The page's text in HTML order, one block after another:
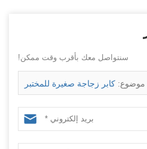
سنتواصل معك بأقرب وقت ممكن!
موضوع: كابر زجاجة صغيرة للمختبر